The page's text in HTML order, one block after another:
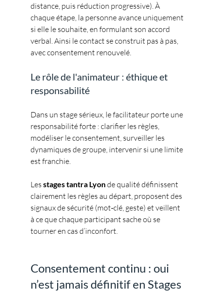
distance, puis réduction progressive). À
chaque étape, la personne avance uniquement
si elle le souhaite, en formulant son accord
verbal. Ainsi le contact se construit pas à pas,
avec consentement renouvelé.
Le rôle de l'animateur : éthique et
responsabilité
Dans un stage sérieux, le facilitateur porte une
responsabilité forte : clarifier les règles,
modéliser le consentement, surveiller les
dynamiques de groupe, intervenir si une limite
est franchie.
Les stages tantra Lyon de qualité définissent
clairement les règles au départ, proposent des
signaux de sécurité (mot‑clé, geste) et veillent
à ce que chaque participant sache où se
tourner en cas d’inconfort.
Consentement continu : oui
n’est jamais définitif en Stages